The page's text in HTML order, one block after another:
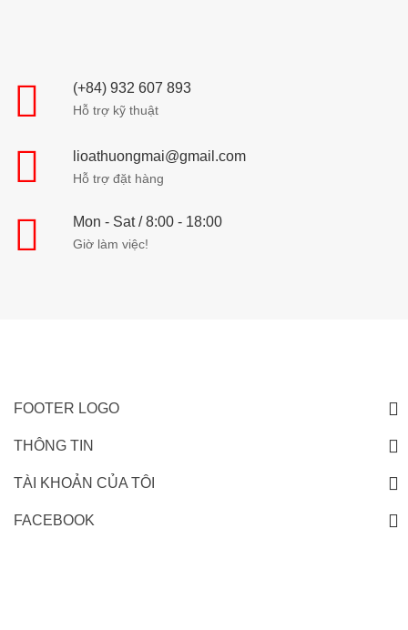
(+84) 932 607 893
Hỗ trợ kỹ thuật
lioathuongmai@gmail.com
Hỗ trợ đặt hàng
Mon - Sat / 8:00 - 18:00
Giờ làm việc!
FOOTER LOGO
THÔNG TIN
TÀI KHOẢN CỦA TÔI
FACEBOOK